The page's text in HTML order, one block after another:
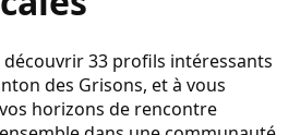
33 profils intéressants
des Grisons, et à vous
horizons de rencontre